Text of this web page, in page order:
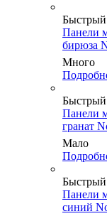
Панели
бирюза
Много
Панели
гранат
Мало
Панели
синий